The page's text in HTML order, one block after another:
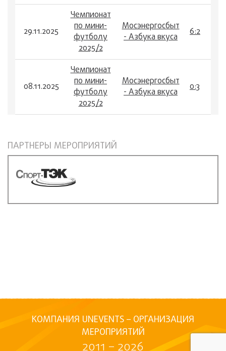
29.11.2025
Чемпионат
по мини-
футболу
2025/2
Мосэнергосбыт
- Азбука вкуса
6:2
08.11.2025
Чемпионат
по мини-
футболу
2025/2
Мосэнергосбыт
- Азбука вкуса
0:3
ПАРТНЕРЫ МЕРОПРИЯТИЙ
КОМПАНИЯ UNEVENTS – ОРГАНИЗАЦИЯ
МЕРОПРИЯТИЙ
2011 – 2026